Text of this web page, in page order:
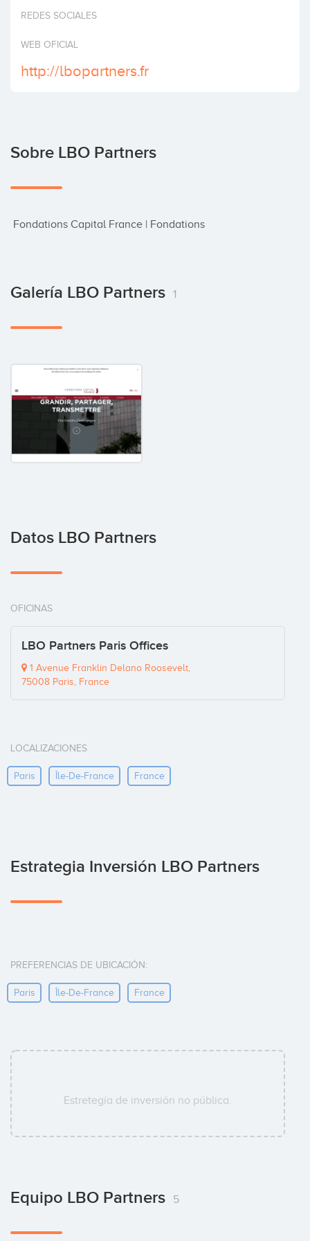
Invertir
REDES SOCIALES
WEB OFICIAL
http://lbopartners.fr
Sobre LBO Partners
Fondations Capital France | Fondations
Galería LBO Partners 1
Datos LBO Partners
OFICINAS
LBO Partners Paris Offices
1 Avenue Franklin Delano Roosevelt,
75008 Paris, France
LOCALIZACIONES
Paris Île-De-France France
Estrategia Inversión LBO Partners
PREFERENCIAS DE UBICACIÓN:
Paris Île-De-France France
Estretegía de inversión no pública.
Equipo LBO Partners 5